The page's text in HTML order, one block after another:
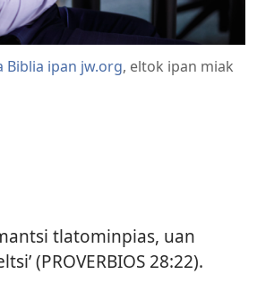
Biblia ipan jw.org, eltok ipan miak
tlatominpias, uan
(PROVERBIOS 28:22).